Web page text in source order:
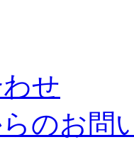
せ
のお問